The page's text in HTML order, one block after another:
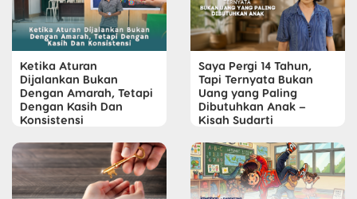
Ketika Aturan
Dijalankan Bukan
Dengan Amarah, Tetapi
Dengan Kasih Dan
Konsistensi
Saya Pergi 14 Tahun,
Tapi Ternyata Bukan
Uang yang Paling
Dibutuhkan Anak –
Kisah Sudarti